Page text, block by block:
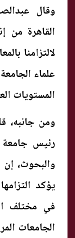
وقال
القاهرة من
لالتزامنا
علماء
المستويات
ومن جانبه،
رئيس جامعة
والبحوث، إن
يؤكد
في مختلف
الجامعات